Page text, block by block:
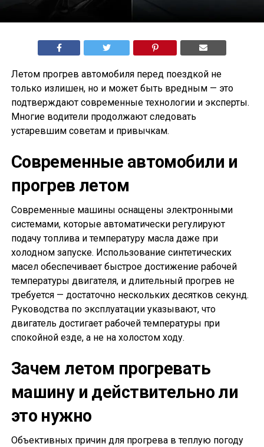
Летом прогрев автомобиля перед поездкой не
только излишен, но и может быть вредным — это
подтверждают современные технологии и эксперты.
Многие водители продолжают следовать
устаревшим советам и привычкам.
Современные автомобили и
прогрев летом
Современные машины оснащены электронными
системами, которые автоматически регулируют
подачу топлива и температуру масла даже при
холодном запуске. Использование синтетических
масел обеспечивает быстрое достижение рабочей
температуры двигателя, и длительный прогрев не
требуется — достаточно нескольких десятков секунд.
Руководства по эксплуатации указывают, что
двигатель достигает рабочей температуры при
спокойной езде, а не на холостом ходу.
Зачем летом прогревать
машину и действительно ли
это нужно
Объективных причин для прогрева в теплую погоду